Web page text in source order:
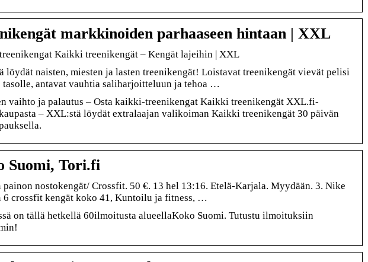
markkinoiden parhaaseen hintaan | XXL
Kaikki treenikengät – Kengät lajeihin | XXL
löydät naisten, miesten ja lasten treenikengät! Loistavat treenikengät vievät pelisi
tasolle, antavat vauhtia saliharjoitteluun ja tehoa …
vaihto ja palautus – Osta kaikki-treenikengat Kaikki treenikengät XXL.fi-
– XXL:stä löydät extralaajan valikoiman Kaikki treenikengät 30 päivän
Suomi, Tori.fi
painon nostokengät/ Crossfit. 50 €. 13 hel 13:16. Etelä-Karjala. Myydään. 3. Nike
6 crossfit kengät koko 41, Kuntoilu ja fitness, …
on tällä hetkellä 60ilmoitusta alueellaKoko Suomi. Tutustu ilmoituksiin